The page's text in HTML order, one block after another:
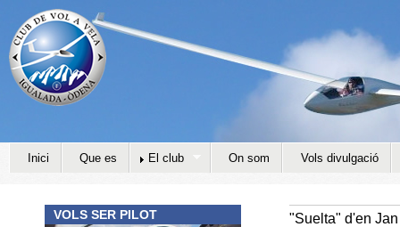
"Suelta" d'en Jan
Inici Que es El club On som Vols divulgació
VOLS SER PILOT